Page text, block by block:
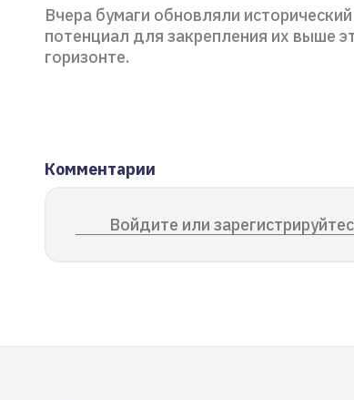
Вчера бумаги обновляли
потенциал для закрепления их выше
горизонте.
Комментарии
Войдите или